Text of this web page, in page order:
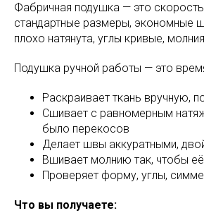
Фабричная подушка — это
стандартные размеры, экономные
плохо натянута, углы кривые,
Подушка ручной работы — это
Раскраивает ткань вручную,
Сшивает с равномерным
было перекосов
Делает швы аккуратными,
Вшивает молнию так, чтобы
Проверяет форму, углы,
Что вы получаете: